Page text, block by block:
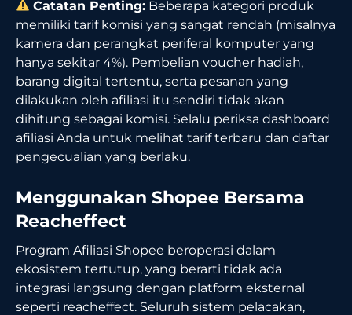
Catatan Penting: Beberapa kategori produk
memiliki tarif komisi yang sangat rendah (misalnya
kamera dan perangkat periferal komputer yang
hanya sekitar 4%). Pembelian voucher hadiah,
barang digital tertentu, serta pesanan yang
dilakukan oleh afiliasi itu sendiri tidak akan
dihitung sebagai komisi. Selalu periksa dashboard
afiliasi Anda untuk melihat tarif terbaru dan daftar
pengecualian yang berlaku.
Menggunakan Shopee Bersama
Reacheffect
Program Afiliasi Shopee beroperasi dalam
ekosistem tertutup, yang berarti tidak ada
integrasi langsung dengan platform eksternal
seperti reacheffect. Seluruh sistem pelacakan,